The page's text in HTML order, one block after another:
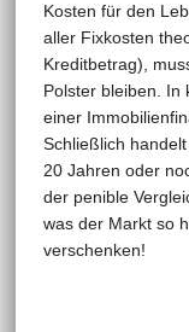
Kosten für den
aller Fixkosten
Kreditbetrag),
Polster bleiben. In
einer
Schließlich
20 Jahren oder
der penible
was der Markt so
verschenken!